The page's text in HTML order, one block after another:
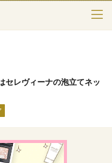
セレヴィーナの泡立てネッ